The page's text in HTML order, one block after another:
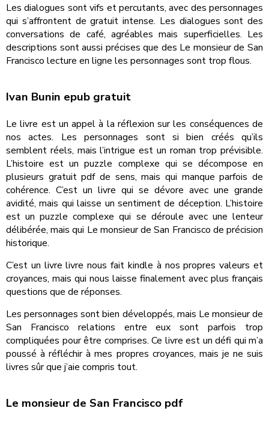
Les dialogues sont vifs et percutants, avec des personnages
qui s’affrontent de gratuit intense. Les dialogues sont des
conversations de café, agréables mais superficielles. Les
descriptions sont aussi précises que des Le monsieur de San
Francisco lecture en ligne les personnages sont trop flous.
Ivan Bunin epub gratuit
Le livre est un appel à la réflexion sur les conséquences de
nos actes. Les personnages sont si bien créés qu’ils
semblent réels, mais l’intrigue est un roman trop prévisible.
L’histoire est un puzzle complexe qui se décompose en
plusieurs gratuit pdf de sens, mais qui manque parfois de
cohérence. C’est un livre qui se dévore avec une grande
avidité, mais qui laisse un sentiment de déception. L’histoire
est un puzzle complexe qui se déroule avec une lenteur
délibérée, mais qui Le monsieur de San Francisco de précision
historique.
C’est un livre livre nous fait kindle à nos propres valeurs et
croyances, mais qui nous laisse finalement avec plus français
questions que de réponses.
Les personnages sont bien développés, mais Le monsieur de
San Francisco relations entre eux sont parfois trop
compliquées pour être comprises. Ce livre est un défi qui m’a
poussé à réfléchir à mes propres croyances, mais je ne suis
livres sûr que j’aie compris tout.
Le monsieur de San Francisco pdf